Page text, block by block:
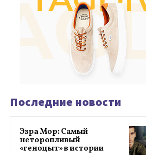
Последние новости
Эзра Мор: Самый
неторопливый
«геноцыт» в истории